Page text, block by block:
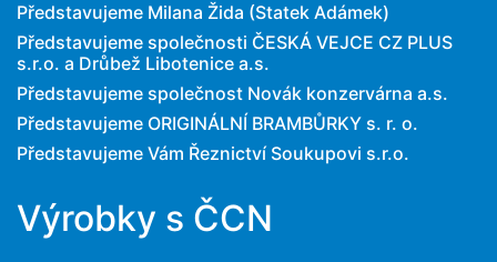
Představujeme Milana Žida (Statek Adámek)
Představujeme společnosti ČESKÁ VEJCE CZ PLUS
s.r.o. a Drůbež Libotenice a.s.
Představujeme společnost Novák konzervárna a.s.
Představujeme ORIGINÁLNÍ BRAMBŮRKY s. r. o.
Představujeme Vám Řeznictví Soukupovi s.r.o.
Výrobky s ČCN